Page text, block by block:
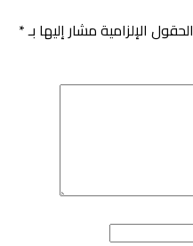
الحقول الإلزامية مشار إليها بـ*